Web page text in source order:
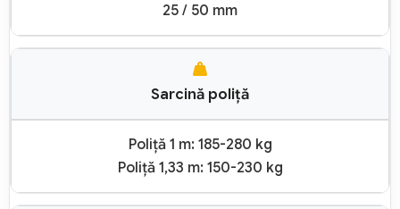
25 / 50 mm
Sarcină poliță
Poliță 1 m: 185-280 kg
Poliță 1,33 m: 150-230 kg